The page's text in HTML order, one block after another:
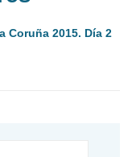
Coruña 2015. Día 2